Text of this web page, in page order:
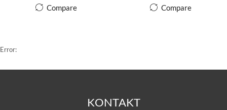
Compare Compare
Error:
KONTAKT